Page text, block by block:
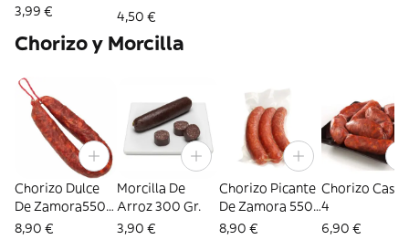
3,99 €
Gr.
4,50 €
Chorizo y Morcilla
Chorizo Dulce
De Zamora550
Gr.
8,90 €
Morcilla De
Arroz 300 Gr.
3,90 €
Chorizo Picante
De Zamora 550
Gr.
8,90 €
Chorizo
4
6,90 €